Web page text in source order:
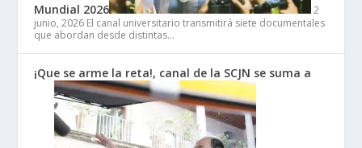
Mundial 2026
2
junio, 2026 El canal universitario transmitirá siete documentales
que abordan desde distintas…
¡Que se arme la reta!, canal de la SCJN se suma a